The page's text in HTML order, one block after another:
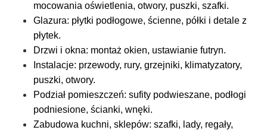
mocowania oświetlenia, otwory, puszki, szafki.
Glazura: płytki podłogowe, ścienne, półki i detale z
płytek.
Drzwi i okna: montaż okien, ustawianie futryn.
Instalacje: przewody, rury, grzejniki, klimatyzatory,
puszki, otwory.
Podział pomieszczeń: sufity podwieszane, podłogi
podniesione, ścianki, wnęki.
Zabudowa kuchni, sklepów: szafki, lady, regały,